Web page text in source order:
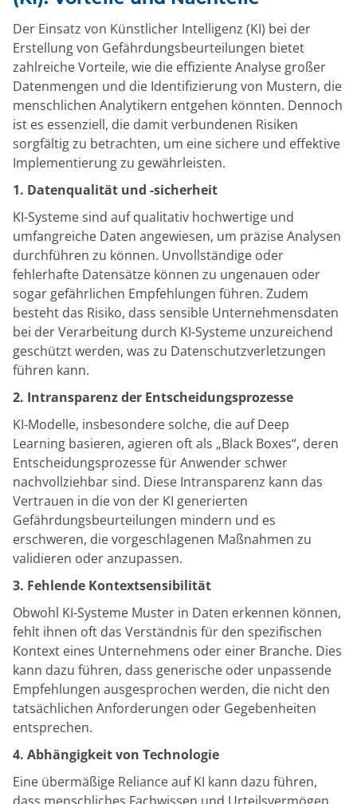
Der Einsatz von Künstlicher Intelligenz (KI) bei der
Erstellung von Gefährdungsbeurteilungen bietet
zahlreiche Vorteile, wie die effiziente Analyse großer
Datenmengen und die Identifizierung von Mustern, die
menschlichen Analytikern entgehen könnten. Dennoch
ist es essenziell, die damit verbundenen Risiken
sorgfältig zu betrachten, um eine sichere und effektive
Implementierung zu gewährleisten.
1. Datenqualität und -sicherheit
KI-Systeme sind auf qualitativ hochwertige und
umfangreiche Daten angewiesen, um präzise Analysen
durchführen zu können. Unvollständige oder
fehlerhafte Datensätze können zu ungenauen oder
sogar gefährlichen Empfehlungen führen. Zudem
besteht das Risiko, dass sensible Unternehmensdaten
bei der Verarbeitung durch KI-Systeme unzureichend
geschützt werden, was zu Datenschutzverletzungen
führen kann.
2. Intransparenz der Entscheidungsprozesse
KI-Modelle, insbesondere solche, die auf Deep
Learning basieren, agieren oft als „Black Boxes“, deren
Entscheidungsprozesse für Anwender schwer
nachvollziehbar sind. Diese Intransparenz kann das
Vertrauen in die von der KI generierten
Gefährdungsbeurteilungen mindern und es
erschweren, die vorgeschlagenen Maßnahmen zu
validieren oder anzupassen.
3. Fehlende Kontextsensibilität
Obwohl KI-Systeme Muster in Daten erkennen können,
fehlt ihnen oft das Verständnis für den spezifischen
Kontext eines Unternehmens oder einer Branche. Dies
kann dazu führen, dass generische oder unpassende
Empfehlungen ausgesprochen werden, die nicht den
tatsächlichen Anforderungen oder Gegebenheiten
entsprechen.
4. Abhängigkeit von Technologie
Eine übermäßige Reliance auf KI kann dazu führen,